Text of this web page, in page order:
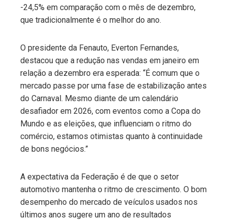
-24,5% em comparação com o mês de dezembro,
que tradicionalmente é o melhor do ano.
O presidente da Fenauto, Everton Fernandes,
destacou que a redução nas vendas em janeiro em
relação a dezembro era esperada: “É comum que o
mercado passe por uma fase de estabilização antes
do Carnaval. Mesmo diante de um calendário
desafiador em 2026, com eventos como a Copa do
Mundo e as eleições, que influenciam o ritmo do
comércio, estamos otimistas quanto à continuidade
de bons negócios.”
A expectativa da Federação é de que o setor
automotivo mantenha o ritmo de crescimento. O bom
desempenho do mercado de veículos usados nos
últimos anos sugere um ano de resultados